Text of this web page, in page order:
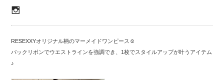
RESEXXYオリジナル柄のマーメイドワンピース☺︎
バックリボンでウエストラインを強調でき、1枚でスタイルアップが叶うアイテム
♪